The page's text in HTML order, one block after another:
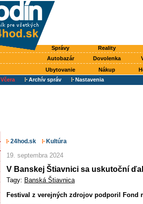
Správy Reality
Autobazár Dovolenka
Ubytovanie Nákup
Včera Archív správ Nastavenia
24hod.sk Kultúra
19. septembra 2024
V Banskej Štiavnici sa uskutoční
Tagy: Banská Štiavnica
Festival z verejných zdrojov podporil Fond